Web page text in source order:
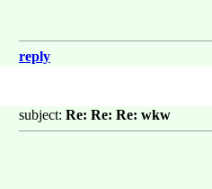
reply
subject: Re: Re: Re: wkw